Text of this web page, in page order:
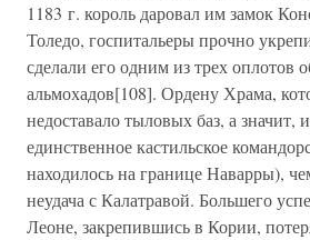
1183 г. король даровал им замок
Толедо, госпитальеры прочно
сделали его одним из трех оплотов
альмохадов[108]. Ордену Храма,
недоставало тыловых баз, а значит,
единственное кастильское
находилось на границе Наварры),
неудача с Калатравой. Большего
Леоне, закрепившись в Кории,